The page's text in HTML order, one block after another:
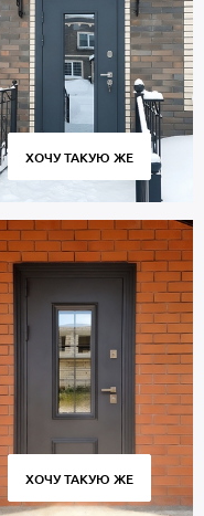
ХОЧУ ТАКУЮ ЖЕ
ХОЧУ ТАКУЮ ЖЕ